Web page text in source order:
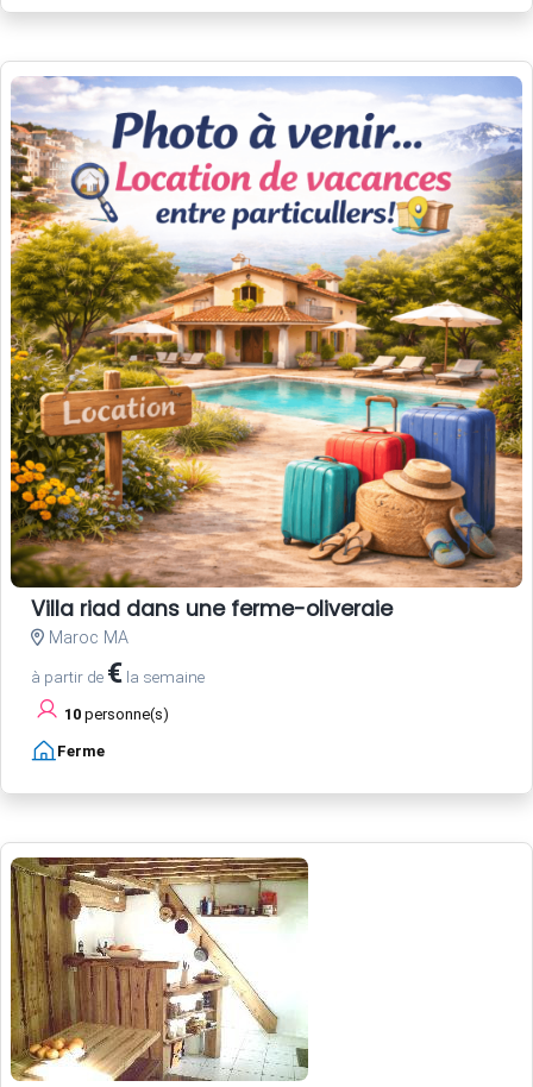
Villa riad dans une ferme-oliveraie
Maroc MA
à partir de € la semaine
10 personne(s)
Ferme